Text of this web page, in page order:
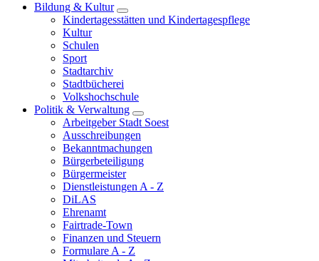
Bildung & Kultur
Kindertagesstätten und Kindertagespflege
Kultur
Schulen
Sport
Stadtarchiv
Stadtbücherei
Volkshochschule
Politik & Verwaltung
Arbeitgeber Stadt Soest
Ausschreibungen
Bekanntmachungen
Bürgerbeteiligung
Bürgermeister
Dienstleistungen A - Z
DiLAS
Ehrenamt
Fairtrade-Town
Finanzen und Steuern
Formulare A - Z